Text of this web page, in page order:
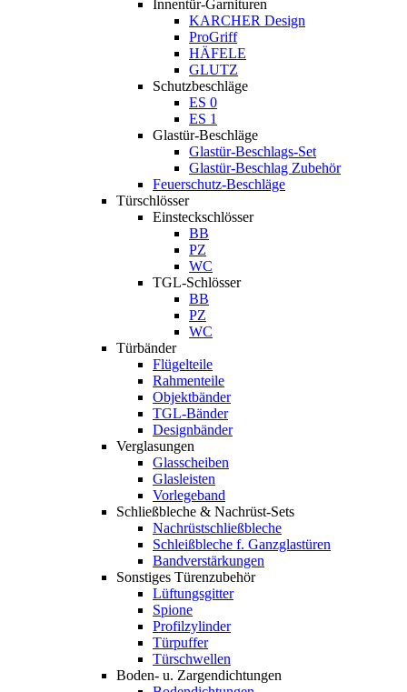
Innentür-Garnituren
KARCHER Design
ProGriff
HÄFELE
GLUTZ
Schutzbeschläge
ES 0
ES 1
Glastür-Beschläge
Glastür-Beschlags-Set
Glastür-Beschlag Zubehör
Feuerschutz-Beschläge
Türschlösser
Einsteckschlösser
BB
PZ
WC
TGL-Schlösser
BB
PZ
WC
Türbänder
Flügelteile
Rahmenteile
Objektbänder
TGL-Bänder
Designbänder
Verglasungen
Glasscheiben
Glasleisten
Vorlegeband
Schließbleche & Nachrüst-Sets
Nachrüstschließbleche
Schleißbleche f. Ganzglastüren
Bandverstärkungen
Sonstiges Türenzubehör
Lüftungsgitter
Spione
Profilzylinder
Türpuffer
Türschwellen
Boden- u. Zargendichtungen